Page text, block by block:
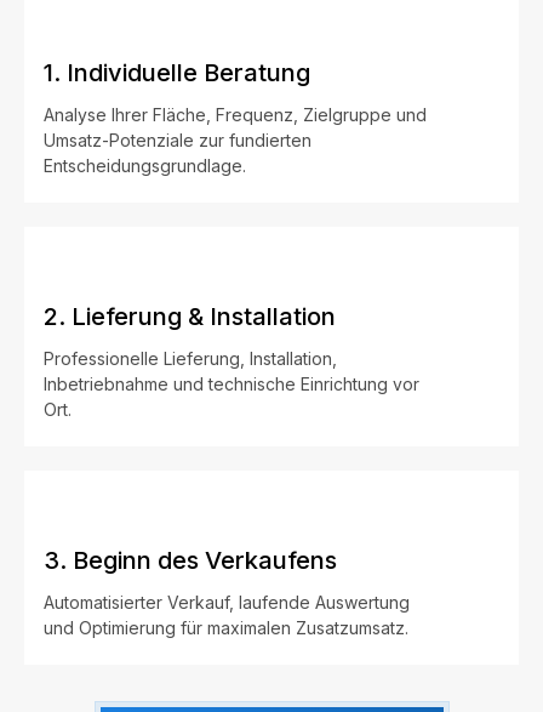
1. Individuelle Beratung
Analyse Ihrer Fläche, Frequenz, Zielgruppe und
Umsatz-Potenziale zur fundierten
Entscheidungsgrundlage.
2. Lieferung & Installation
Professionelle Lieferung, Installation,
Inbetriebnahme und technische Einrichtung vor
Ort.
3. Beginn des Verkaufens
Automatisierter Verkauf, laufende Auswertung
und Optimierung für maximalen Zusatzumsatz.